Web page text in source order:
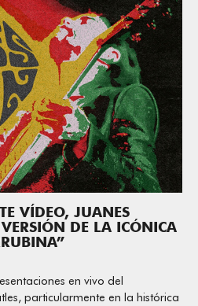
VÍDEO, JUANES
DE LA ICÓNICA
en vivo del
particularmente en la histórica